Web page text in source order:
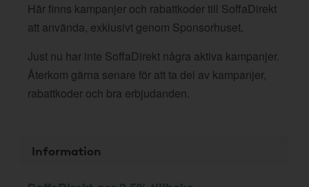
Här finns kampanjer och rabattkoder till SoffaDirekt
att använda, exklusivt genom Sponsorhuset.
Just nu har inte SoffaDirekt några aktiva kampanjer.
Återkom gärna senare för att ta del av kampanjer,
rabattkoder och bra erbjudanden.
Information